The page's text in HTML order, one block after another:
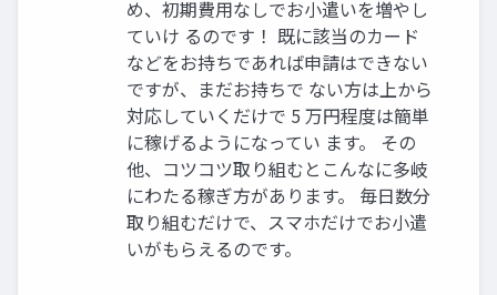
め、初期費用なしでお小遣いを増やし
ていけ るのです！ 既に該当のカード
などをお持ちであれば申請はできない
ですが、まだお持ちで ない方は上から
対応していくだけで 5 万円程度は簡単
に稼げるようになってい ます。 その
他、コツコツ取り組むとこんなに多岐
にわたる稼ぎ方があります。 毎日数分
取り組むだけで、スマホだけでお小遣
いがもらえるのです。